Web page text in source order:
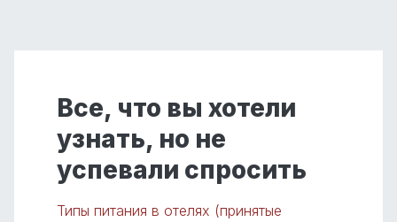
Все, что вы хотели
узнать, но не
успевали спросить
Типы питания в отелях (принятые